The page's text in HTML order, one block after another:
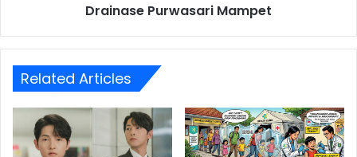
Drainase Purwasari Mampet
Related Articles